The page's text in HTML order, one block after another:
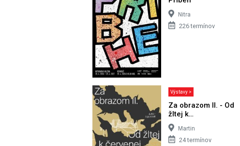
Nitra
226 termínov
Výstavy >
Za obrazom II. - Od
žltej k…
Martin
24 termínov